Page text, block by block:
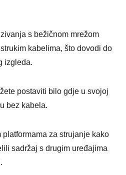
s bežičnom mrežom
kabelima, što dovodi do
izgleda.
postaviti bilo gdje u svojoj
bez kabela.
platformama za strujanje kako
sadržaj s drugim uređajima